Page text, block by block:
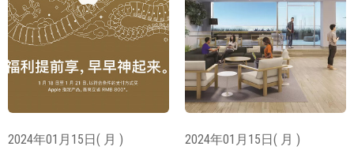
2024年01月15日( 月 ) 2024年01月15日( 月 )